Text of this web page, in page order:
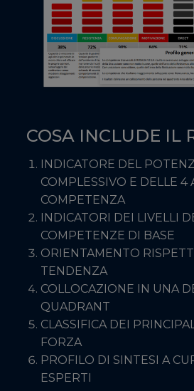
COSA INCLUDE IL
INDICATORE DEL
COMPLESSIVO E DELLE 4
COMPETENZA
INDICATORI DEI LIVELLI
COMPETENZE DI BASE
ORIENTAMENTO
TENDENZA
COLLOCAZIONE IN UNA
QUADRANT
CLASSIFICA DEI
FORZA
PROFILO DI SINTESI A
ESPERTI